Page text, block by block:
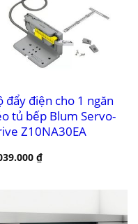
đẩy điện cho 1 ngăn
tủ bếp Blum Servo-
Z10NA30EA
₫